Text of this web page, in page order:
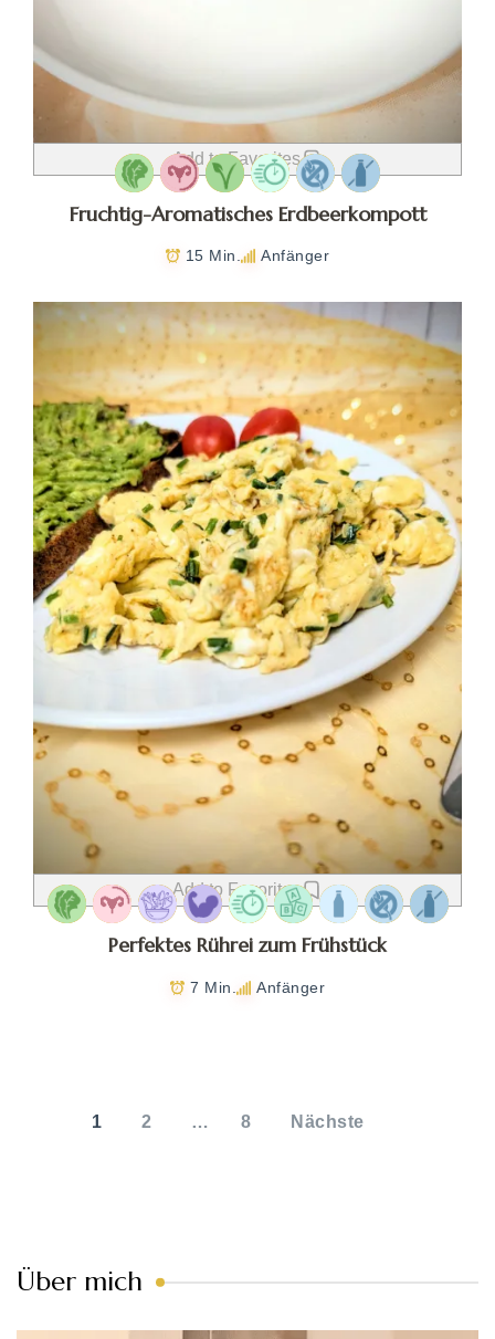
Add to Favorites
Fruchtig-Aromatisches Erdbeerkompott
15 Min. Anfänger
Add to Favorites
Perfektes Rührei zum Frühstück
7 Min. Anfänger
Beiträge
1 2 … 8 Nächste
Über mich